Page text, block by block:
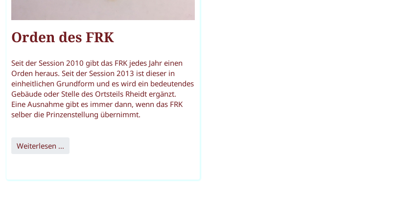
Orden des FRK
Seit der Session 2010 gibt das FRK jedes Jahr einen
Orden heraus. Seit der Session 2013 ist dieser in
einheitlichen Grundform und es wird ein bedeutendes
Gebäude oder Stelle des Ortsteils Rheidt ergänzt.
Eine Ausnahme gibt es immer dann, wenn das FRK
selber die Prinzenstellung übernimmt.
Weiterlesen ...